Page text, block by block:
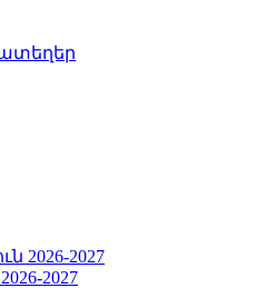
2026-2027
2027